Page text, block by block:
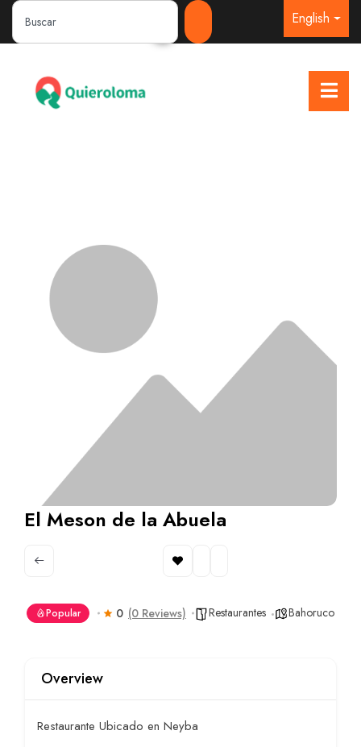
English
El Meson de la Abuela
Popular 0 (0 Reviews) Restaurantes Bahoruco
Overview
Restaurante Ubicado en Neyba